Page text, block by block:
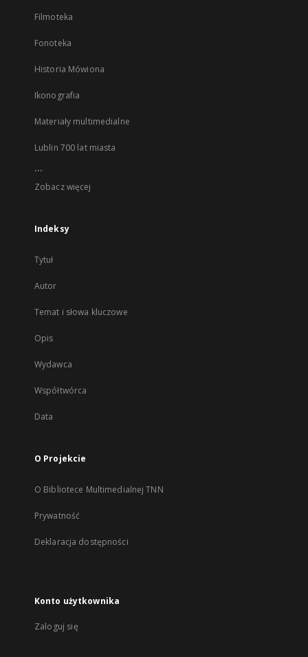
Filmoteka
Fonoteka
Historia Mówiona
Ikonografia
Materiały multimedialne
Lublin 700 lat miasta
...
Zobacz więcej
Indeksy
Tytuł
Autor
Temat i słowa kluczowe
Opis
Wydawca
Współtwórca
Data
O Projekcie
O Bibliotece Multimedialnej TNN
Prywatność
Deklaracja dostępności
Konto użytkownika
Zaloguj się